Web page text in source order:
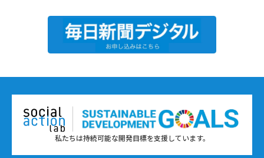
私たちは持続可能な開発目標を支援しています。